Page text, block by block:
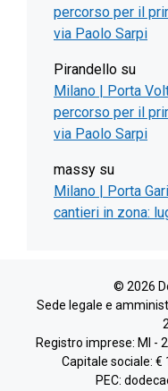
percorso per il
via Paolo Sarpi
Pirandello su
Milano | Porta
percorso per il
via Paolo Sarpi
massy su
Milano | Porta
cantieri in zona:
© 2026
Sede legale e
Registro imprese: MI -
Capitale sociale:
PEC: